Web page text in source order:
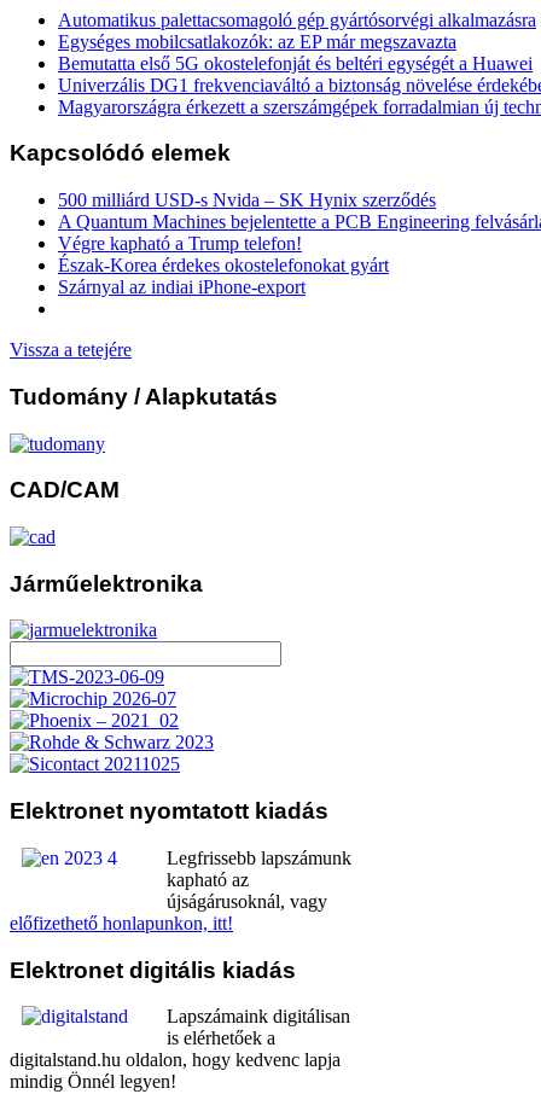
Automatikus palettacsomagoló gép gyártósorvégi alkalmazásra
Egységes mobilcsatlakozók: az EP már megszavazta
Bemutatta első 5G okostelefonját és beltéri egységét a Huawei
Univerzális DG1 frekvenciaváltó a biztonság növelése
Magyarországra érkezett a szerszámgépek forradalmian új
Kapcsolódó elemek
500 milliárd USD-s Nvida – SK Hynix szerződés
A Quantum Machines bejelentette a PCB Engineering
Végre kapható a Trump telefon!
Észak-Korea érdekes okostelefonokat gyárt
Szárnyal az indiai iPhone-export
Vissza a tetejére
Tudomány / Alapkutatás
CAD/CAM
Járműelektronika
Elektronet nyomtatott kiadás
Legfrissebb lapszámunk
kapható az
újságárusoknál, vagy
előfizethető honlapunkon, itt!
Elektronet digitális kiadás
Lapszámaink digitálisan
is elérhetőek a
digitalstand.hu oldalon, hogy kedvenc lapja
mindig Önnél legyen!